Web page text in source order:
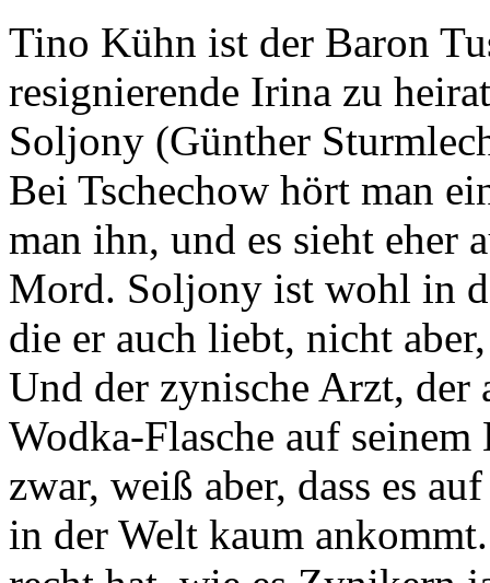
Tino Kühn ist der Baron
resignierende Irina zu
Soljony (Günther
Bei Tschechow hört man
man ihn, und es sieht eher
Mord. Soljony ist wohl in
die er auch liebt, nicht
Und der zynische Arzt, der
Wodka-Flasche auf
zwar, weiß aber, dass es
in der Welt kaum